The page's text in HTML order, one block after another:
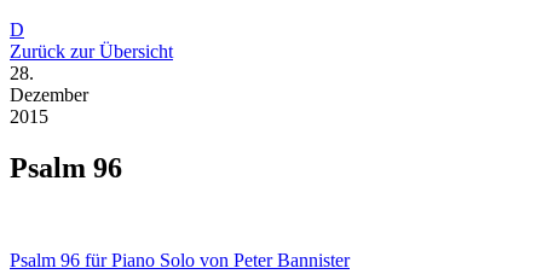
D
Zurück zur Übersicht
28.
Dezember
2015
Psalm 96
Psalm 96 für Piano Solo von Peter Bannister